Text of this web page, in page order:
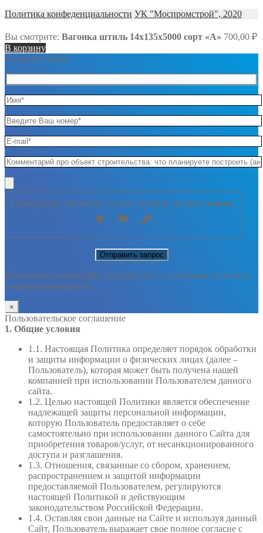
Политика конфеденциальности УК "Моспромстрой", 2020
Вы смотрите: Вагонка штиль 14х135х5000 сорт «А» 700,00 ₽
В корзину
Оставить заявку
Пожалуйста, докажите, что вы человек, выбрав чашка.
Нажимая на кнопку, Вы соглашаетесь с условиями политики
конфиденциальности
×
Пользовательское соглашение
1. Общие условия
1.1. Настоящая Политика определяет порядок обработки
и защиты информации о физических лицах (далее –
Пользователь), которая может быть получена нашей
компанией при использовании Пользователем данного
сайта.
1.2. Целью настоящей Политики является обеспечение
надлежащей защиты персональной информации,
которую Пользователь предоставляет о себе
самостоятельно при использовании данного Сайта для
приобретения товаров/услуг, от несанкционированного
доступа и разглашения.
1.3. Отношения, связанные со сбором, хранением,
распространением и защитой информации
предоставляемой Пользователем, регулируются
настоящей Политикой и действующим
законодательством Российской Федерации.
1.4. Оставляя свои данные на Сайте и используя данный
Сайт, Пользователь выражает свое полное согласие с